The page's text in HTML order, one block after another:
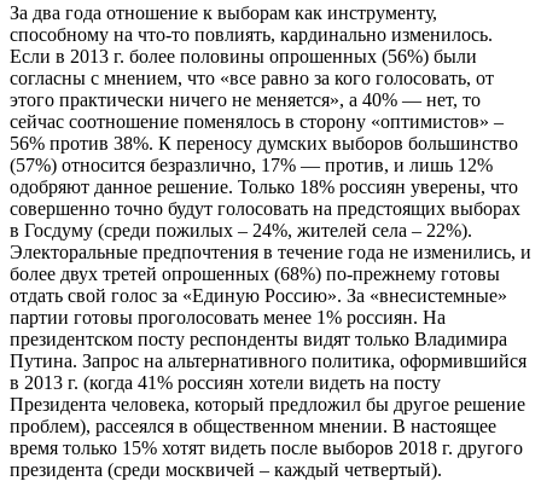
За два года отношение к выборам как инструменту,
способному на что-то повлиять, кардинально изменилось.
Если в 2013 г. более половины опрошенных (56%) были
согласны с мнением, что «все равно за кого голосовать, от
этого практически ничего не меняется», а 40% — нет, то
сейчас соотношение поменялось в сторону «оптимистов» –
56% против 38%. К переносу думских выборов большинство
(57%) относится безразлично, 17% — против, и лишь 12%
одобряют данное решение. Только 18% россиян уверены, что
совершенно точно будут голосовать на предстоящих выборах
в Госдуму (среди пожилых – 24%, жителей села – 22%).
Электоральные предпочтения в течение года не изменились, и
более двух третей опрошенных (68%) по-прежнему готовы
отдать свой голос за «Единую Россию». За «внесистемные»
партии готовы проголосовать менее 1% россиян. На
президентском посту респонденты видят только Владимира
Путина. Запрос на альтернативного политика, оформившийся
в 2013 г. (когда 41% россиян хотели видеть на посту
Президента человека, который предложил бы другое решение
проблем), рассеялся в общественном мнении. В настоящее
время только 15% хотят видеть после выборов 2018 г. другого
президента (среди москвичей – каждый четвертый).